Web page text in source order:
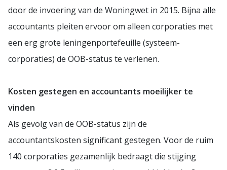
door de invoering van de Woningwet in 2015. Bijna alle
accountants pleiten ervoor om alleen corporaties met
een erg grote leningenportefeuille (systeem-
corporaties) de OOB-status te verlenen.
Kosten gestegen en accountants moeilijker te
vinden
Als gevolg van de OOB-status zijn de
accountantskosten significant gestegen. Voor de ruim
140 corporaties gezamenlijk bedraagt die stijging